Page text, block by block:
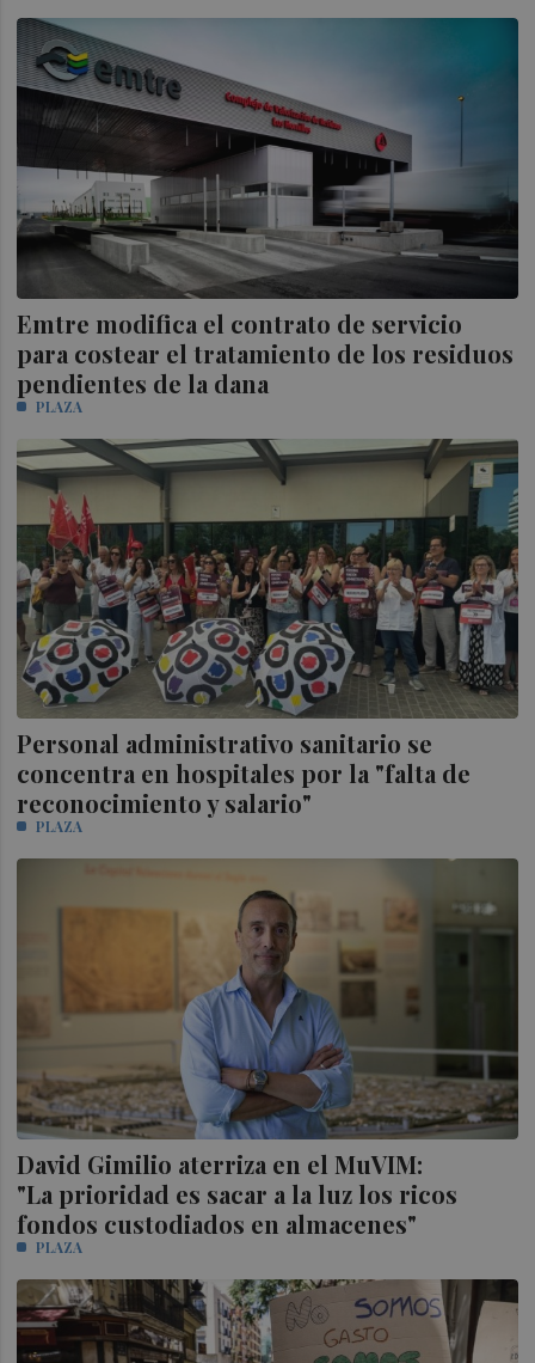
Emtre modifica el contrato de servicio
para costear el tratamiento de los residuos
pendientes de la dana
PLAZA
Personal administrativo sanitario se
concentra en hospitales por la "falta de
reconocimiento y salario"
PLAZA
David Gimilio aterriza en el MuVIM:
"La prioridad es sacar a la luz los ricos
fondos custodiados en almacenes"
PLAZA